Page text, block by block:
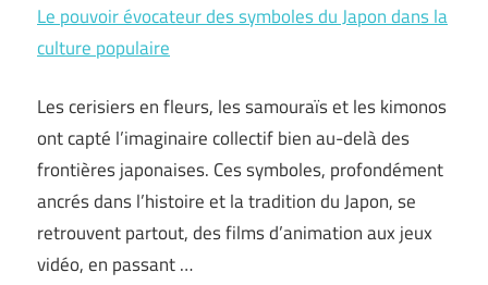
Le pouvoir évocateur des symboles du Japon dans la
culture populaire
Les cerisiers en fleurs, les samouraïs et les kimonos
ont capté l’imaginaire collectif bien au-delà des
frontières japonaises. Ces symboles, profondément
ancrés dans l’histoire et la tradition du Japon, se
retrouvent partout, des films d’animation aux jeux
vidéo, en passant …